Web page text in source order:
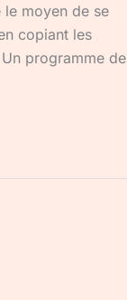
le moyen de se
copiant les
programme de